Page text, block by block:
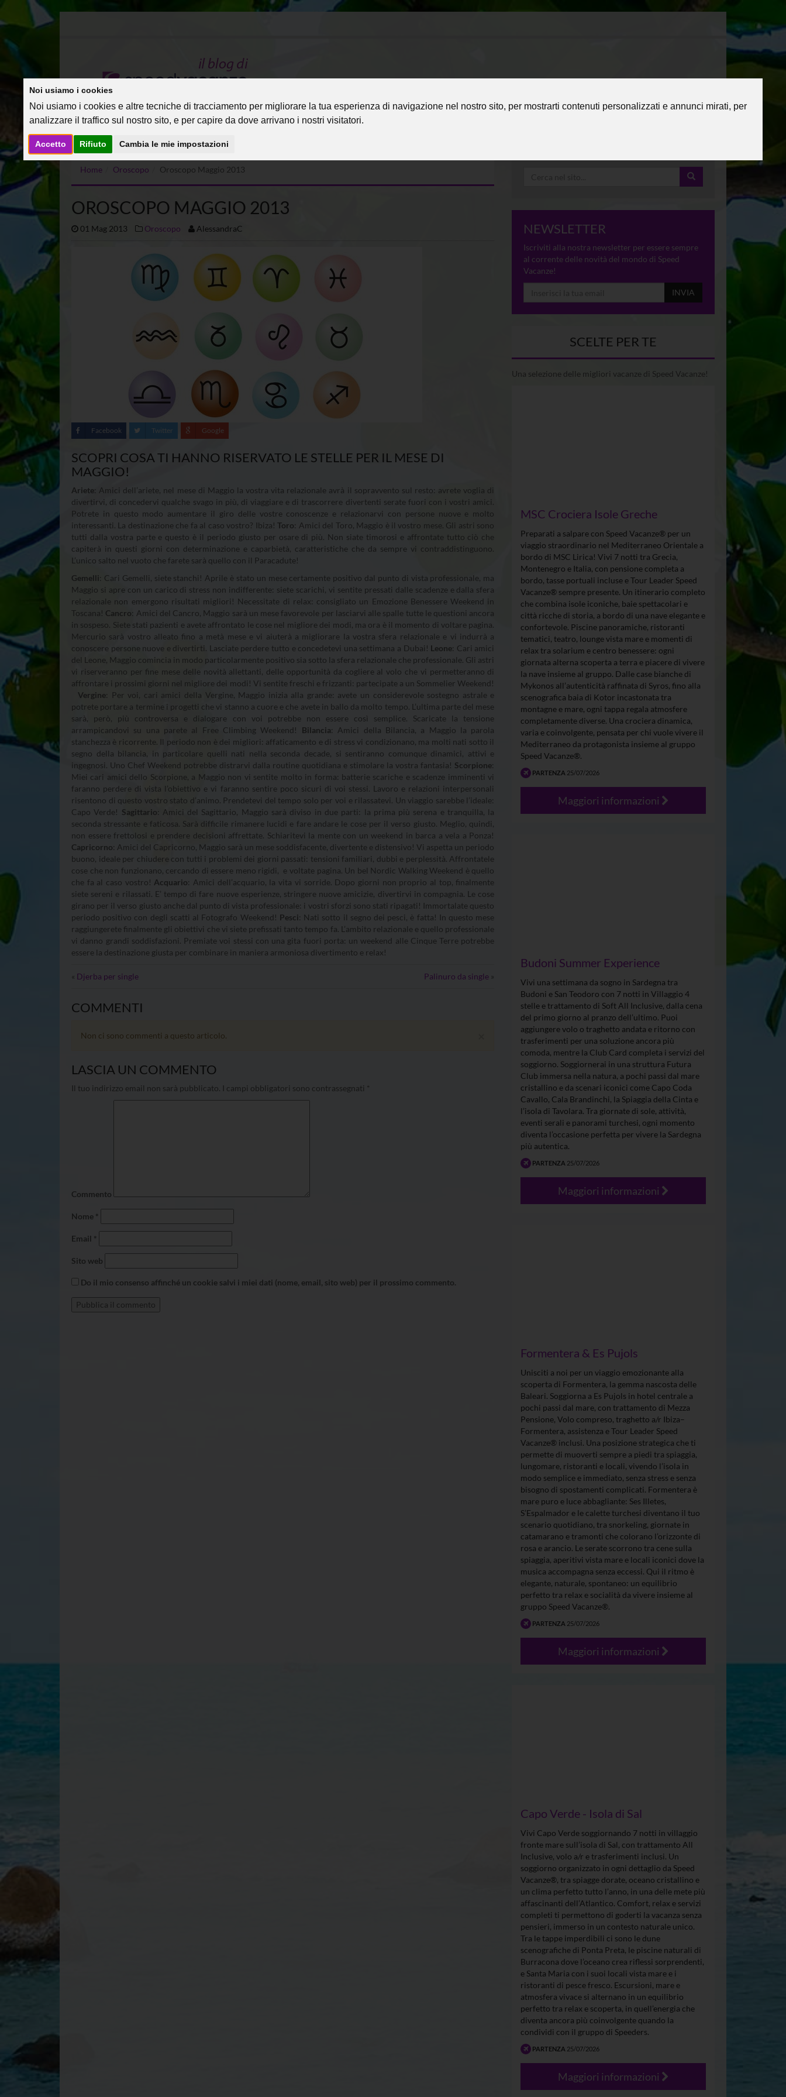
Noi usiamo i cookies
Noi usiamo i cookies e altre tecniche di tracciamento per migliorare la tua esperienza di navigazione nel nostro sito, per mostrarti contenuti personalizzati e annunci mirati, per
analizzare il traffico sul nostro sito, e per capire da dove arrivano i nostri visitatori.
Accetto Rifiuto Cambia le mie impostazioni
Home Oroscopo Oroscopo Maggio 2013
OROSCOPO MAGGIO 2013
01 Mag 2013 Oroscopo AlessandraC
Facebook Twitter Google
SCOPRI COSA TI HANNO RISERVATO LE STELLE PER IL MESE DI
MAGGIO!
Ariete: Amici dell’ariete, nel mese di Maggio la vostra vita relazionale avrà il sopravvento sul resto: avrete voglia di
divertirvi, di concedervi qualche svago in più, di viaggiare e di trascorrere divertenti serate fuori con i vostri amici.
Potrete in questo modo aumentare il giro delle vostre conoscenze e relazionarvi con persone nuove e molto
interessanti. La destinazione che fa al caso vostro? Ibiza!Toro: Amici del Toro, Maggio è il vostro mese. Gli astri sono
tutti dalla vostra parte e questo è il periodo giusto per osare di più. Non siate timorosi e affrontate tutto ciò che
capiterà in questi giorni con determinazione e caparbietà, caratteristiche che da sempre vi contraddistinguono.
L’unico salto nel vuoto che farete sarà quello con il Paracadute!
Gemelli: Cari Gemelli, siete stanchi! Aprile è stato un mese certamente positivo dal punto di vista professionale, ma
Maggio si apre con un carico di stress non indifferente: siete scarichi, vi sentite pressati dalle scadenze e dalla sfera
relazionale non emergono risultati migliori! Necessitate di relax: consigliato un Emozione Benessere Weekend in
Toscana! Cancro: Amici del Cancro, Maggio sarà un mese favorevole per lasciarvi alle spalle tutte le questioni ancora
in sospeso. Siete stati pazienti e avete affrontato le cose nel migliore dei modi, ma ora è il momento di voltare pagina.
Mercurio sarà vostro alleato fino a metà mese e vi aiuterà a migliorare la vostra sfera relazionale e vi indurrà a
conoscere persone nuove e divertirti. Lasciate perdere tutto e concedetevi una settimana a Dubai! Leone: Cari amici
del Leone, Maggio comincia in modo particolarmente positivo sia sotto la sfera relazionale che professionale. Gli astri
vi riserveranno per fine mese delle novità allettanti, delle opportunità da cogliere al volo che vi permetteranno di
affrontare i prossimi giorni nel migliore dei modi! Vi sentite freschi e frizzanti: partecipate a un Sommelier Weekend!
Vergine: Per voi, cari amici della Vergine, Maggio inizia alla grande: avete un considerevole sostegno astrale e
potrete portare a termine i progetti che vi stanno a cuore e che avete in ballo da molto tempo. L’ultima parte del mese
sarà, però, più controversa e dialogare con voi potrebbe non essere così semplice. Scaricate la tensione
arrampicandovi su una parete al Free Climbing Weekend! Bilancia: Amici della Bilancia, a Maggio la parola
stanchezza è ricorrente. Il periodo non è dei migliori: affaticamento e di stress vi condizionano, ma molti nati sotto il
segno della bilancia, in particolare quelli nati nella seconda decade, si sentiranno comunque dinamici, attivi e
ingegnosi. Uno Chef Weekend potrebbe distrarvi dalla routine quotidiana e stimolare la vostra fantasia! Scorpione:
Miei cari amici dello Scorpione, a Maggio non vi sentite molto in forma: batterie scariche e scadenze imminenti vi
faranno perdere di vista l’obiettivo e vi faranno sentire poco sicuri di voi stessi. Lavoro e relazioni interpersonali
risentono di questo vostro stato d’animo. Prendetevi del tempo solo per voi e rilassatevi. Un viaggio sarebbe l’ideale:
Capo Verde! Sagittario: Amici del Sagittario, Maggio sarà diviso in due parti: la prima più serena e tranquilla, la
seconda stressante e faticosa. Sarà difficile rimanere lucidi e fare andare le cose per il verso giusto. Meglio, quindi,
non essere frettolosi e prendere decisioni affrettate. Schiaritevi la mente con un weekend in barca a vela a Ponza!
Capricorno: Amici del Capricorno, Maggio sarà un mese soddisfacente, divertente e distensivo! Vi aspetta un periodo
buono, ideale per chiudere con tutti i problemi dei giorni passati: tensioni familiari, dubbi e perplessità. Affrontatele
cose che non funzionano, cercando di essere meno rigidi, e voltate pagina. Un bel Nordic Walking Weekend è quello
che fa al caso vostro! Acquario: Amici dell’acquario, la vita vi sorride. Dopo giorni non proprio al top, finalmente
siete sereni e rilassati. E’ tempo di fare nuove esperienze, stringere nuove amicizie, divertirvi in compagnia. Le cose
girano per il verso giusto anche dal punto di vista professionale: i vostri sforzi sono stati ripagati! Immortalate questo
periodo positivo con degli scatti al Fotografo Weekend! Pesci: Nati sotto il segno dei pesci, è fatta! In questo mese
raggiungerete finalmente gli obiettivi che vi siete prefissati tanto tempo fa. L’ambito relazionale e quello professionale
vi danno grandi soddisfazioni. Premiate voi stessi con una gita fuori porta: un weekend alle Cinque Terre potrebbe
essere la destinazione giusta per combinare in maniera armoniosa divertimento e relax!
« Djerba per single Palinuro da single »
COMMENTI
Non ci sono commenti a questo articolo.
LASCIA UN COMMENTO
Il tuo indirizzo email non sarà pubblicato. I campi obbligatori sono contrassegnati *
Commento
Nome *
Email *
Sito web
Do il mio consenso affinché un cookie salvi i miei dati (nome, email, sito web) per il prossimo commento.
NEWSLETTER
Iscriviti alla nostra newsletter per essere sempre
al corrente delle novità del mondo di Speed
Vacanze!
INVIA
SCELTE PER TE
Una selezione delle migliori vacanze di Speed Vacanze!
MSC Crociera Isole Greche
Preparati a salpare con Speed Vacanze® per un
viaggio straordinario nel Mediterraneo Orientale a
bordo di MSC Lirica! Vivi 7 notti tra Grecia,
Montenegro e Italia, con pensione completa a
bordo, tasse portuali incluse e Tour Leader Speed
Vacanze® sempre presente. Un itinerario completo
che combina isole iconiche, baie spettacolari e
città ricche di storia, a bordo di una nave elegante e
confortevole. Piscine panoramiche, ristoranti
tematici, teatro, lounge vista mare e momenti di
relax tra solarium e centro benessere: ogni
giornata alterna scoperta a terra e piacere di vivere
la nave insieme al gruppo. Dalle case bianche di
Mykonos all’autenticità raffinata di Syros, fino alla
scenografica baia di Kotor incastonata tra
montagne e mare, ogni tappa regala atmosfere
completamente diverse. Una crociera dinamica,
varia e coinvolgente, pensata per chi vuole vivere il
Mediterraneo da protagonista insieme al gruppo
Speed Vacanze®.
PARTENZA 25/07/2026
Maggiori informazioni
Budoni Summer Experience
Vivi una settimana da sogno in Sardegna tra
Budoni e San Teodoro con 7 notti in Villaggio 4
stelle e trattamento di Soft All Inclusive, dalla cena
del primo giorno al pranzo dell’ultimo. Puoi
aggiungere volo o traghetto andata e ritorno con
trasferimenti per una soluzione ancora più
comoda, mentre la Club Card completa i servizi del
soggiorno. Soggiornerai in una struttura Futura
Club immersa nella natura, a pochi passi dal mare
cristallino e da scenari iconici come Capo Coda
Cavallo, Cala Brandinchi, la Spiaggia della Cinta e
l’isola di Tavolara. Tra giornate di sole, attività,
eventi serali e panorami turchesi, ogni momento
diventa l’occasione perfetta per vivere la Sardegna
più autentica.
PARTENZA 25/07/2026
Maggiori informazioni
Formentera & Es Pujols
Unisciti a noi per un viaggio emozionante alla
scoperta di Formentera, la gemma nascosta delle
Baleari. Soggiorna a Es Pujols in hotel centrale a
pochi passi dal mare, con trattamento di Mezza
Pensione, Volo compreso, traghetto a/r Ibiza–
Formentera, assistenza e Tour Leader Speed
Vacanze® inclusi. Una posizione strategica che ti
permette di muoverti sempre a piedi tra spiaggia,
lungomare, ristoranti e locali, vivendo l’isola in
modo semplice e immediato, senza stress e senza
bisogno di spostamenti complicati. Formentera è
mare puro e luce abbagliante: Ses Illetes,
S’Espalmador e le calette turchesi diventano il tuo
scenario quotidiano, tra snorkeling, giornate in
catamarano e tramonti che colorano l’orizzonte di
rosa e arancio. Le serate scorrono tra cene sulla
spiaggia, aperitivi vista mare e locali iconici dove la
musica accompagna senza eccessi. Qui il ritmo è
elegante, naturale, spontaneo: un equilibrio
perfetto tra relax e socialità da vivere insieme al
gruppo Speed Vacanze®.
PARTENZA 25/07/2026
Maggiori informazioni
Capo Verde - Isola di Sal
Vivi Capo Verde soggiornando 7 notti in villaggio
fronte mare sull’isola di Sal, con trattamento All
Inclusive, volo a/r e trasferimenti inclusi. Un
soggiorno organizzato in ogni dettaglio da Speed
Vacanze®, tra spiagge dorate, oceano cristallino e
un clima perfetto tutto l’anno, in una delle mete più
affascinanti dell’Atlantico. Comfort, relax e servizi
completi ti permettono di goderti la vacanza senza
pensieri, immerso in un contesto naturale unico.
Tra le tappe imperdibili ci sono le dune
scenografiche di Ponta Preta, le piscine naturali di
Burracona dove l’oceano crea riflessi sorprendenti,
e Santa Maria con i suoi locali vista mare e i
ristoranti di pesce fresco. Escursioni, mare e
atmosfera vivace si alternano in un equilibrio
perfetto tra relax e scoperta, in quell’energia che
diventa ancora più coinvolgente quando la
condividi con il gruppo di Speeders.
PARTENZA 25/07/2026
Maggiori informazioni